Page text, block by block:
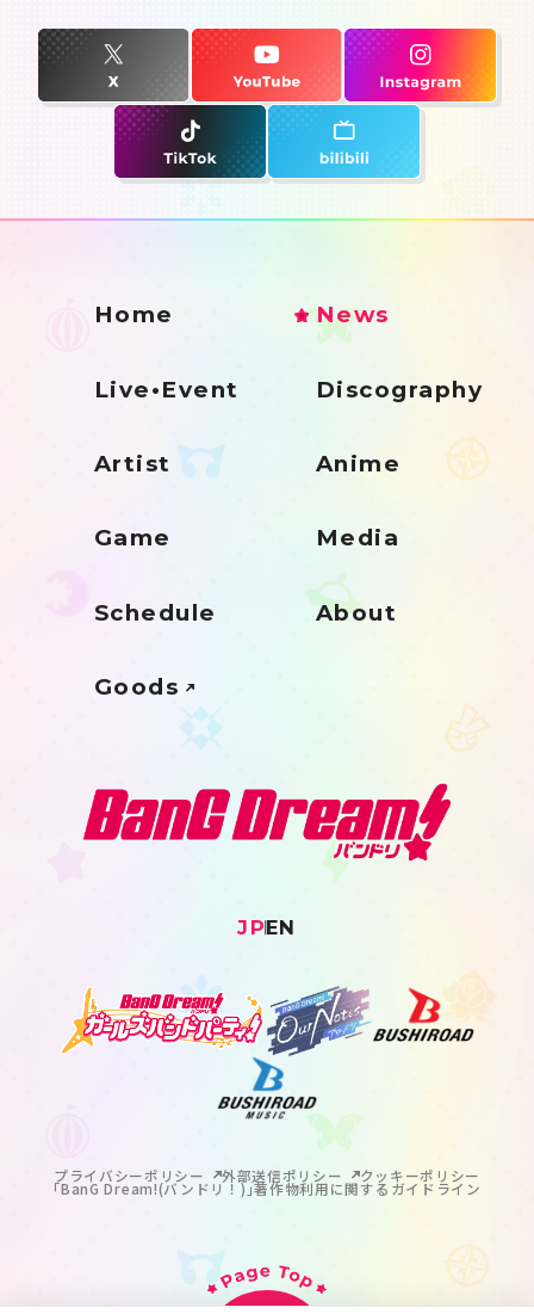
Home News
Live•Event Discography
Artist Anime
Game Media
Schedule About
Goods
JPEN
プライバシーポリシー 外部送信ポリシー クッキーポリシー
｢BanG Dream!(バンドリ！)｣著作物利用に関するガイドライン